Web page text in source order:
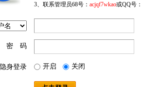
3、联系管理员68号： acjqf7wkao或QQ号：
密 码
隐身登录 开启 关闭